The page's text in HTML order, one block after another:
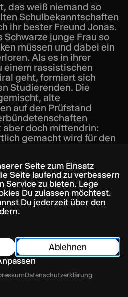
Seite zum Einsatz
Seite laufend zu verbessern
Service zu bieten. Lege
Du zulassen möchtest.
Du jederzeit über den
Ablehnen
Datenschutzerklärung
das weiß niemand so
Schulbekanntschaften
ihr bester Freund Jonas.
junge Frau so
müssen und dabei ein
Als es in ihrer
einem rassistischen
geht, formiert sich
Studierenden. Die
alte
auf den Prüfstand
doch mittendrin:
gemacht wird für den
Universität sind neutrale
Welt gespielt – nach
und des Ausschlusses.
nicht allein. Sie findet
auch ein Stück
NO BODY einen rasant
Popkultur- und
die Bühne und stellt
wichtige Fragen nach
Wer